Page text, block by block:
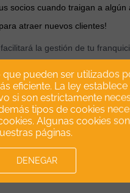
pueden ser utilizados
eficiente. La ley
si son estrictamente
tipos de cookies
Algunas cookies
páginas.
DENEGAR
socios cuando traigan a algún
atraer nuevos clientes!
facilitará la gestión de tu
de comunicación continuo
positivos para tus